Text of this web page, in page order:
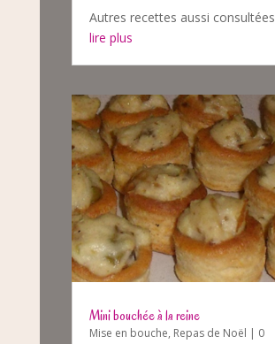
Autres recettes aussi consultées
lire plus
Mini bouchée à la reine
Mise en bouche, Repas de Noël | 0